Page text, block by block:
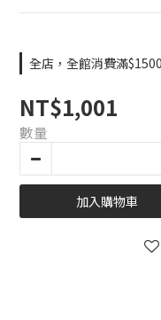
全店，全館消費滿
NT$1,001
數量
加入購物車